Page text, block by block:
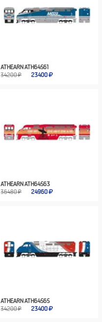
ATHEARN ATH64561
34200 ₽
23400
ATHEARN ATH64563
36480 ₽
24960
ATHEARN ATH64565
34200 ₽
23400